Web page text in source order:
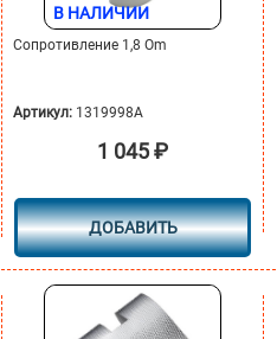
В НАЛИЧИИ
Сопротивление 1,8 Om
Артикул: 1319998A
1 045₽
ДОБАВИТЬ